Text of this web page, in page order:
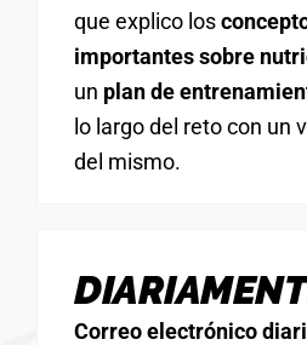
que explico los
importantes sobre
un plan de
lo largo del reto con un
del mismo.
Correo electrónico